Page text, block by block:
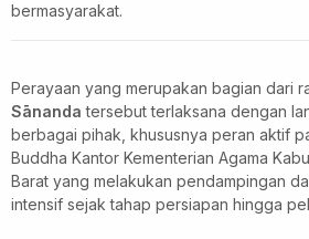
bermasyarakat.
Perayaan yang merupakan bagian dari
Sānanda tersebut terlaksana dengan
berbagai pihak, khususnya peran aktif
Buddha Kantor Kementerian Agama
Barat yang melakukan pendampingan
intensif sejak tahap persiapan hingga